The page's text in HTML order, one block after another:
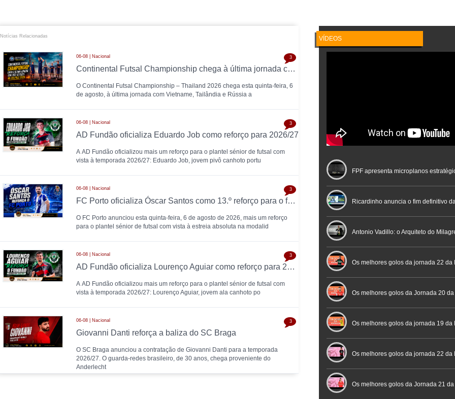
Notícias Relacionadas
06-08 | Nacional
Continental Futsal Championship chega à última jornada com três seleções na luta pelo título
O Continental Futsal Championship – Thailand 2026 chega esta quinta-feira, 6
de agosto, à última jornada com Vietname, Tailândia e Rússia a
3
06-08 | Nacional
AD Fundão oficializa Eduardo Job como reforço para 2026/27
A AD Fundão oficializou mais um reforço para o plantel sénior de futsal com
vista à temporada 2026/27: Eduardo Job, jovem pivô canhoto portu
3
06-08 | Nacional
FC Porto oficializa Óscar Santos como 13.º reforço para o futsal: "O futsal acompanhou-me durante toda a vida"
O FC Porto anunciou esta quinta-feira, 6 de agosto de 2026, mais um reforço
para o plantel sénior de futsal com vista à estreia absoluta na modalid
3
06-08 | Nacional
AD Fundão oficializa Lourenço Aguiar como reforço para 2026/27
A AD Fundão oficializou mais um reforço para o plantel sénior de futsal com
vista à temporada 2026/27: Lourenço Aguiar, jovem ala canhoto po
3
06-08 | Nacional
Giovanni Danti reforça a baliza do SC Braga
O SC Braga anunciou a contratação de Giovanni Danti para a temporada
2026/27. O guarda-redes brasileiro, de 30 anos, chega proveniente do
Anderlecht
3
VÍDEOS
FPF apresenta microplanos
Nacional de Arbitragem
Ricardinho anuncia o fim definitivo
profissional em conferência histórica
Futebol
Antonio Vadillo: o Arquiteto do
Futsal | Documentário
Os melhores golos da jornada 22 da
Os melhores golos da Jornada 20
Futsal
Os melhores golos da jornada 19 da
Os melhores golos da jornada 22 da
Placard
Os melhores golos da Jornada 21 da